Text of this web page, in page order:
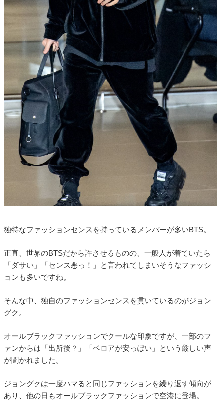
独特なファッションセンスを持っているメンバーが多いBTS。
正直、世界のBTSだから許させるものの、一般人が着ていたら
「ダサい」「センス悪っ！」と言われてしまいそうなファッシ
ョンも多いですね。
そんな中、独自のファッションセンスを貫いているのがジョン
グク。
オールブラックファッションでクールな印象ですが、一部のフ
ァンからは「出所後？」「ベロアが安っぽい」という厳しい声
が聞かれました。
ジョングクは一度ハマると同じファッションを繰り返す傾向が
あり、他の日もオールブラックファッションで空港に登場。